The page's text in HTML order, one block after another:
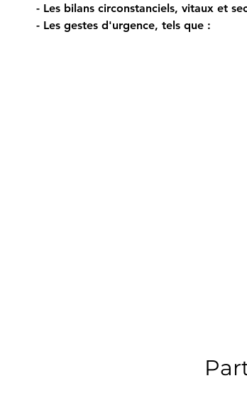
- Les bilans circonstanciels, vitaux et
- Les gestes d'urgence, tels que :